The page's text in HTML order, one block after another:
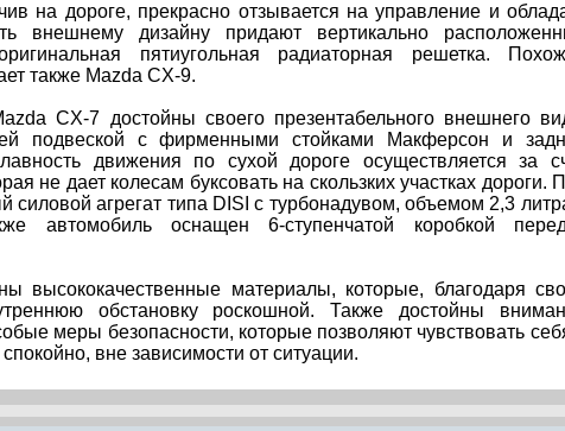
на дороге, прекрасно отзывается на управление и
внешнему дизайну придают вертикально
пятиугольная радиаторная решетка.
также Mazda CX-9.
CX-7 достойны своего презентабельного внешнего
подвеской с фирменными стойками Макферсон и
движения по сухой дороге осуществляется за
не дает колесам буксовать на скользких участках дороги.
силовой агрегат типа DISI с турбонадувом, объемом 2,3
автомобиль оснащен 6-ступенчатой коробкой
высококачественные материалы, которые, благодаря
обстановку роскошной. Также достойны
меры безопасности, которые позволяют чувствовать
вне зависимости от ситуации.